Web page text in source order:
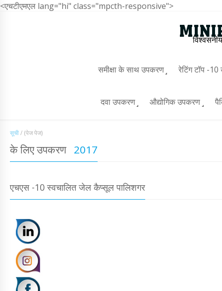
<एचटीएमएल lang="hi" class="mpcth-responsive">
समीक्षा के साथ उपकरण रेटिंग टॉप -
दवा उपकरण औद्योगिक उपकरण
सूची/ (पेज पेज)
के लिए उपकरण 2017
एचएस -10 स्वचालित जेल कैप्सूल पालिशगर